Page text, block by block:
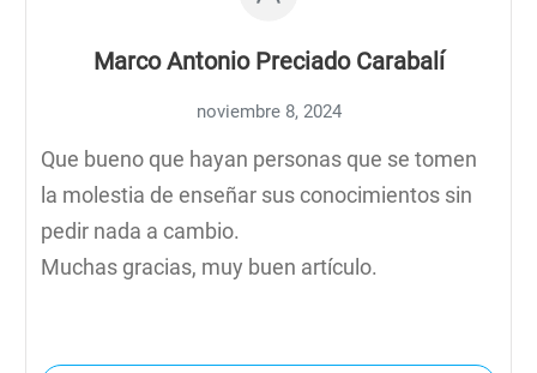
Marco Antonio Preciado Carabalí
noviembre 8, 2024
Que bueno que hayan personas que se tomen
la molestia de enseñar sus conocimientos sin
pedir nada a cambio.
Muchas gracias, muy buen artículo.